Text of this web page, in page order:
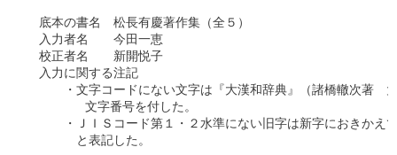
底本の書名　松長有慶著作集（全５）
入力者名　　今田一恵
校正者名　　新開悦子
入力に関する注記
・文字コードにない文字は『大漢和辞典』（諸橋轍次著　大
文字番号を付した。
・ＪＩＳコード第１・２水準にない旧字は新字におきかえて
と表記した。